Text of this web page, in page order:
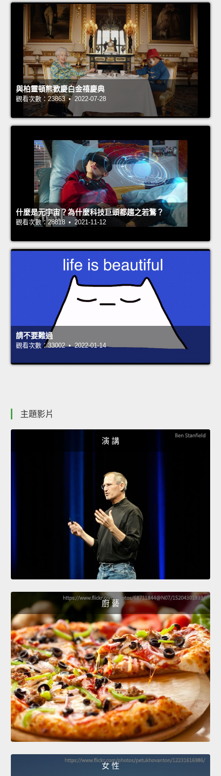
與柏靈頓熊歡慶白金禧慶典
觀看次數：23863 • 2022-07-28
什麼是元宇宙？為什麼科技巨頭都趨之若鶩？
觀看次數：28818 • 2021-11-12
請不要難過
觀看次數：33002 • 2022-01-14
主題影片
演 講
廚 藝
女 性